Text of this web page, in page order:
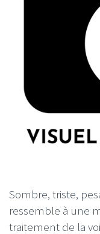
Sombre, triste,
ressemble à une
traitement de la